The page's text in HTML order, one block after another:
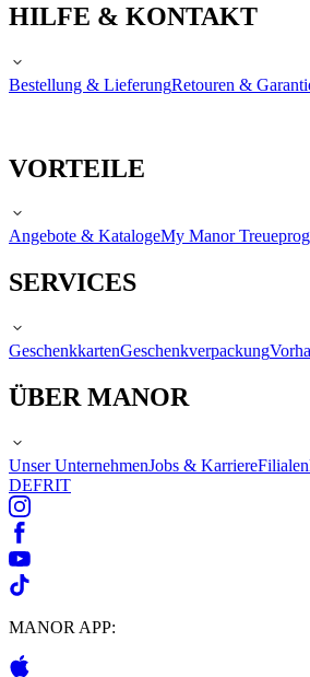
HILFE & KONTAKT
Bestellung & LieferungRetouren &
VORTEILE
Angebote & KatalogeMy Manor
SERVICES
GeschenkkartenGeschenkverpackung
ÜBER MANOR
Unser UnternehmenJobs & KarriereFilialen
DEFRIT
MANOR APP: